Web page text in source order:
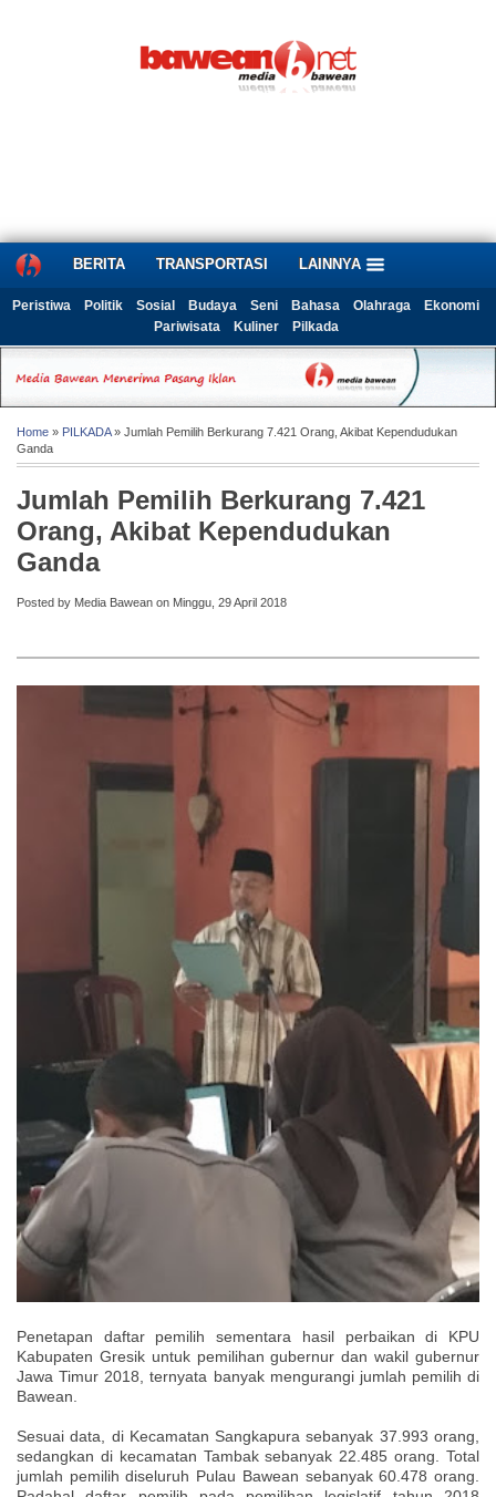
BERITA TRANSPORTASI LAINNYA
Peristiwa Politik Sosial Budaya Seni Bahasa Olahraga
Ekonomi
Pariwisata
Kuliner Pilkada
Home » PILKADA» Jumlah Pemilih Berkurang 7.421 Orang, Akibat Kependudukan
Ganda
Jumlah Pemilih Berkurang 7.421
Orang, Akibat Kependudukan
Ganda
Posted by Media Bawean on Minggu, 29 April 2018
Penetapan daftar pemilih sementara hasil perbaikan di KPU
Kabupaten Gresik untuk pemilihan gubernur dan wakil gubernur
Jawa Timur 2018, ternyata banyak mengurangi jumlah pemilih di
Bawean.
Sesuai data, di Kecamatan Sangkapura sebanyak 37.993 orang,
sedangkan di kecamatan Tambak sebanyak 22.485 orang. Total
jumlah pemilih diseluruh Pulau Bawean sebanyak 60.478 orang.